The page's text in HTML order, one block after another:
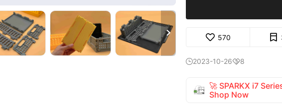
 570
2023-10-268
🚀 SPARKX i7
Shop Now